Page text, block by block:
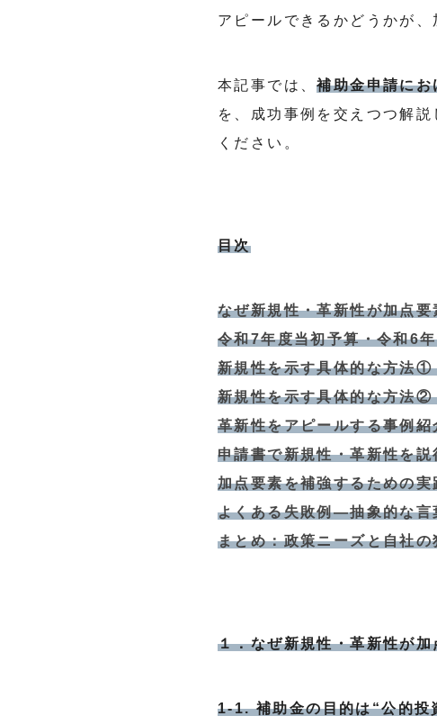
アピールできるかどうかが
本記事では、補助金申請に
を、成功事例を交えつつ解
ください。
目次
なぜ新規性・革新性が加点
令和7年度当初予算・令和6
新規性を示す具体的な方法①
新規性を示す具体的な方法②
革新性をアピールする事例
申請書で新規性・革新性を
加点要素を補強するための
よくある失敗例―抽象的な言
まとめ：政策ニーズと自社
１．なぜ新規性・革新性が
1-1. 補助金の目的は“公的投